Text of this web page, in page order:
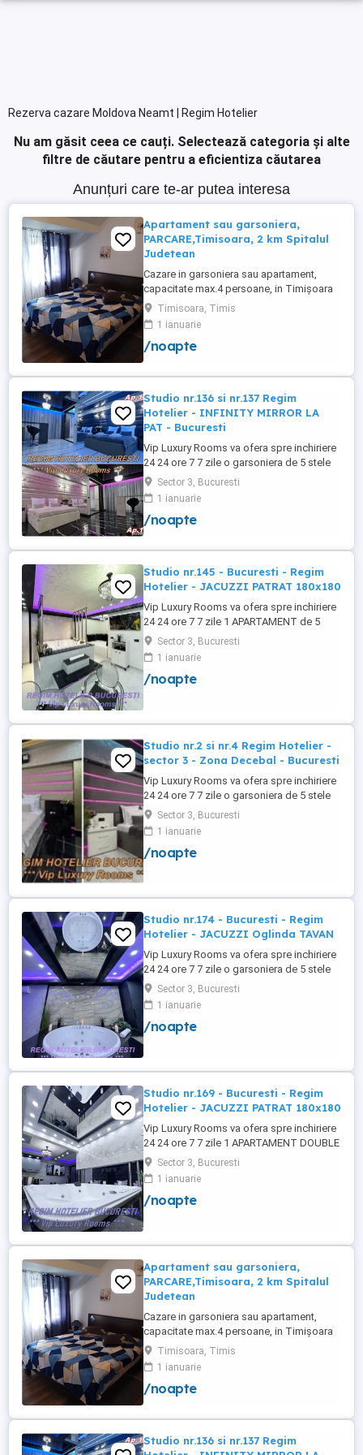
Rezerva cazare Moldova Neamt | Regim Hotelier
Nu am găsit ceea ce cauți. Selectează categoria și alte
filtre de căutare pentru a eficientiza căutarea
Anunțuri care te-ar putea interesa
Apartament sau garsoniera,
PARCARE,Timisoara, 2 km Spitalul
Judetean
Cazare in garsoniera sau apartament,
capacitate max.4 persoane, in Timișoara
la 2 km de Spitalul Judetean. (la doua
strazi)de zona Calea Buziasului
Lic.Electrotimis si la 2 km de Mosnita
Noua Centura. PARCARE. Situat la et.1 al
+wifi , frigider, mașină spălat, ...
Timisoara, Timis
1 ianuarie
/noapte
Studio nr.136 si nr.137 Regim
Hotelier - INFINITY MIRROR LA
PAT - Bucuresti
Vip Luxury Rooms va ofera spre inchiriere
24 24 ore 7 7 zile o garsoniera de 5 stele
Luxoase cu un desing unic si deosebit in
Sector 3 Bucuresti . Garsoniera se alfa in
Complex Rezidential Nou . Acces Bariera
Monitorizare Video in Complex ( de la
PRIVAT in complex ...
Sector 3, Bucuresti
1 ianuarie
/noapte
Studio nr.145 - Bucuresti - Regim
Hotelier - JACUZZI PATRAT 180x180
Vip Luxury Rooms va ofera spre inchiriere
24 24 ore 7 7 zile 1 APARTAMENT de 5
stele Luxos cu un desing unic si deosebit
in Sector 3 Bucuresti . APARTAMENTUL se
alfa in Complex Rezidential Nou . Acces
Bariera Monitorizare Video in Complex (
Sector 3, Bucuresti
1 ianuarie
/noapte
Studio nr.2 si nr.4 Regim Hotelier -
sector 3 - Zona Decebal - Bucuresti
Vip Luxury Rooms va ofera spre inchiriere
24 24 ore 7 7 zile o garsoniera de 5 stele
Luxoase cu un desing unic si deosebit in
Sector 3 Bucuresti . Garsoniera se alfa in
Complex Rezidential Nou . Monitorizare
Video in Complex ( de la Politia Locala
Sector 3, Bucuresti
1 ianuarie
/noapte
Studio nr.174 - Bucuresti - Regim
Hotelier - JACUZZI Oglinda TAVAN
Vip Luxury Rooms va ofera spre inchiriere
24 24 ore 7 7 zile o garsoniera de 5 stele
Luxoase cu un desing unic si deosebit in
Sector 3 Bucuresti . Garsoniera se alfa in
Complex Rezidential Nou . Acces Bariera
Monitorizare Video in Complex ( de la
Sector 3, Bucuresti
1 ianuarie
/noapte
Studio nr.169 - Bucuresti - Regim
Hotelier - JACUZZI PATRAT 180x180
Vip Luxury Rooms va ofera spre inchiriere
24 24 ore 7 7 zile 1 APARTAMENT DOUBLE
ROOMS de 5 stele Luxoasa cu un desing
unic si deosebit in Sector 3 Bucuresti .
APARTAMENTUL se alfa in Complex
Rezidential Nou . Acces Bariera
Sector 3, Bucuresti
1 ianuarie
/noapte
Apartament sau garsoniera,
PARCARE,Timisoara, 2 km Spitalul
Judetean
Cazare in garsoniera sau apartament,
capacitate max.4 persoane, in Timișoara
la 2 km de Spitalul Judetean. (la doua
strazi)de zona Calea Buziasului
Lic.Electrotimis si la 2 km de Mosnita
Noua Centura. PARCARE. Situat la et.1 al
+wifi , frigider, mașină spălat, ...
Timisoara, Timis
1 ianuarie
/noapte
Studio nr.136 si nr.137 Regim